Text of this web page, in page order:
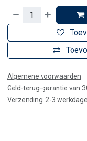
Algemene voorwaarden
Geld-terug-garantie van
Verzending: 2-3